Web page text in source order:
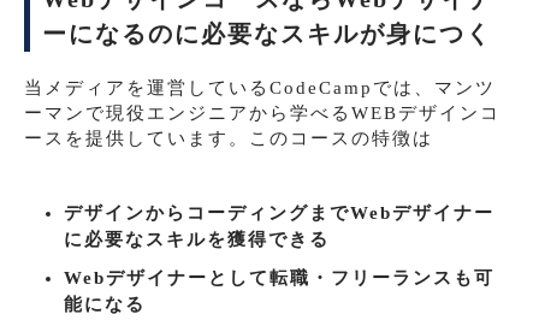
ーになるのに必要なスキルが身につく
当メディアを運営しているCodeCampでは、マンツ
ーマンで現役エンジニアから学べるWEBデザインコ
ースを提供しています。このコースの特徴は
デザインからコーディングまでWebデザイナー
に必要なスキルを獲得できる
Webデザイナーとして転職・フリーランスも可
能になる